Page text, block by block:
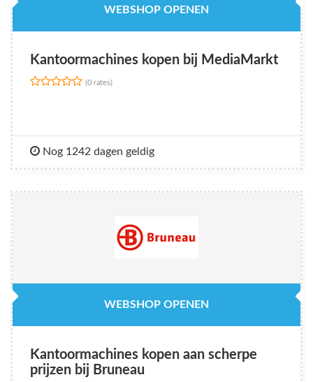
WEBSHOP OPENEN
Kantoormachines kopen bij MediaMarkt
(0 rates)
Nog 1242 dagen geldig
WEBSHOP OPENEN
Kantoormachines kopen aan scherpe
prijzen bij Bruneau